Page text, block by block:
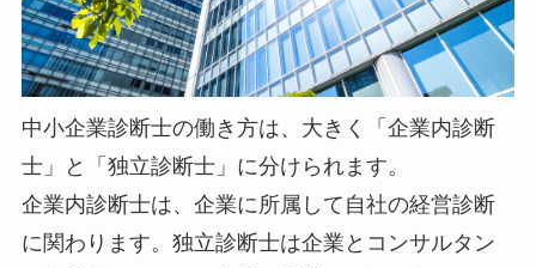
中小企業診断士の働き方は、大きく
「企業内診断
士」と「独立診断士」 に分けられます。
企業内診断士は、企業に所属して自社の経営診断
に関わります。独立診断士は企業とコンサルタン